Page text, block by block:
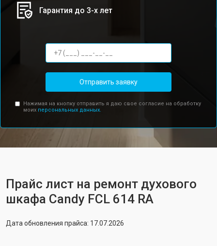
Гарантия до 3-х лет
Отправить заявку
Нажимая на кнопку отправить я даю свое согласие на обработку
моих персональных данных.
Прайс лист на ремонт духового
шкафа Candy FCL 614 RA
Дата обновления прайса: 17.07.2026